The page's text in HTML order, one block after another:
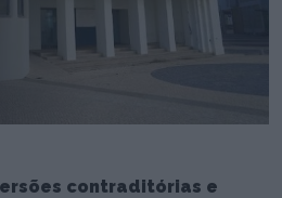
contraditórias e